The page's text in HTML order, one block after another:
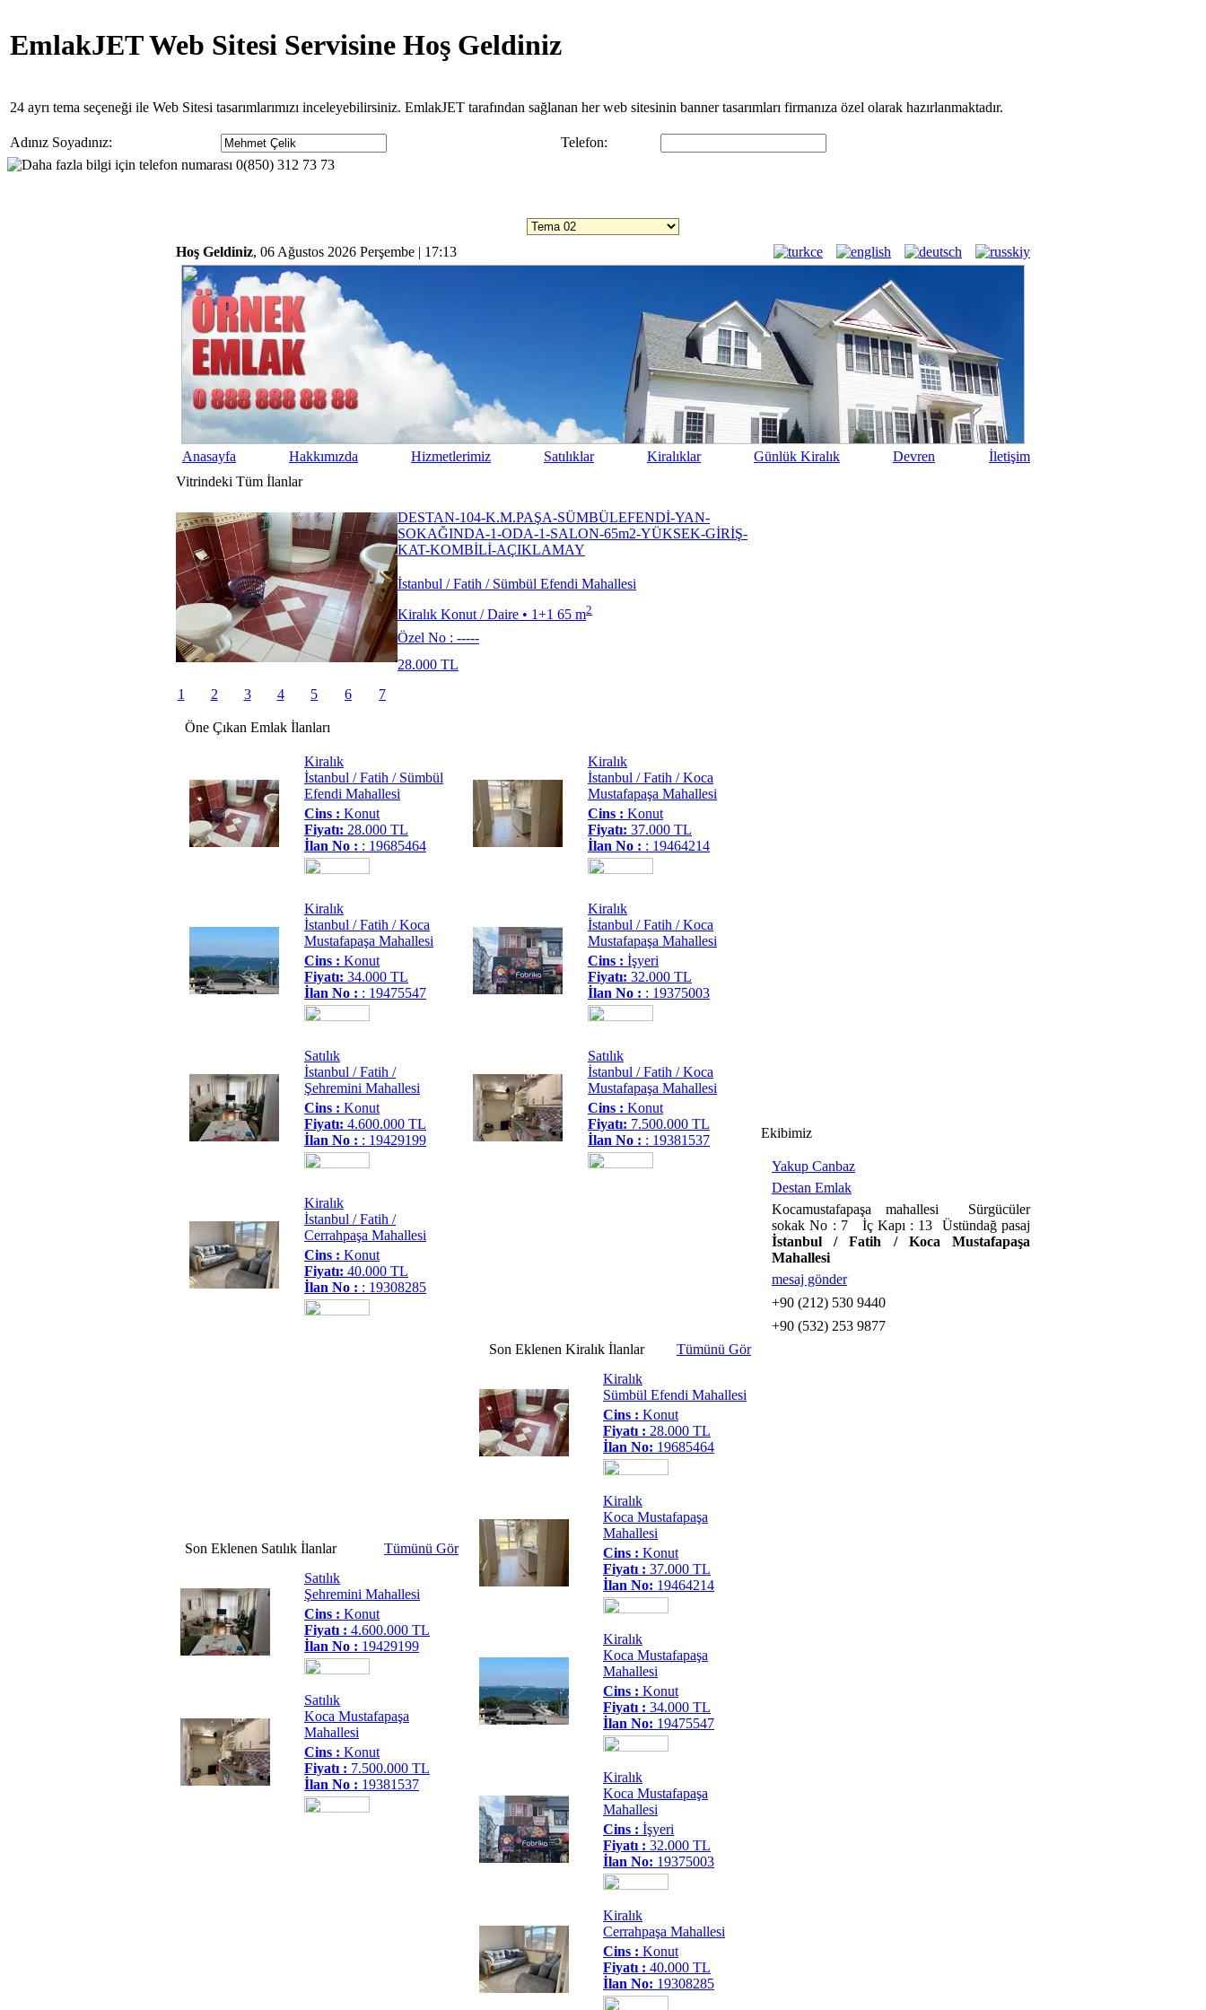
EmlakJET Web Sitesi Servisine Hoş Geldiniz
24 ayrı tema seçeneği ile Web Sitesi tasarımlarımızı inceleyebilirsiniz. EmlakJET tarafından sağlanan her web sitesinin banner tasarımları firmanıza özel olarak hazırlanmaktadır.
Adınız Soyadınız: Telefon:
Hoş Geldiniz, 06 Ağustos 2026 Perşembe | 17:13
Anasayfa Hakkımızda Hizmetlerimiz Satılıklar Kiralıklar Günlük Kiralık Devren
İletişim
Vitrindeki Tüm İlanlar
DESTAN-104-K.M.PAŞA-SÜMBÜLEFENDİ-YAN-
SOKAĞINDA-1-ODA-1-SALON-65m2-YÜKSEK-GİRİŞ-
KAT-KOMBİLİ-AÇIKLAMAY
İstanbul / Fatih / Sümbül Efendi Mahallesi
Kiralık Konut / Daire • 1+1 65 m2
Özel No : -----
28.000 TL
1
2 3 4 5 6 7
Öne Çıkan Emlak İlanları
Kiralık
İstanbul / Fatih / Sümbül
Efendi Mahallesi
Cins : Konut
Fiyatı: 28.000 TL
İlan No : : 19685464
Kiralık
İstanbul / Fatih / Koca
Mustafapaşa Mahallesi
Cins : Konut
Fiyatı: 37.000 TL
İlan No : : 19464214
Kiralık
İstanbul / Fatih / Koca
Mustafapaşa Mahallesi
Cins : Konut
Fiyatı: 34.000 TL
İlan No : : 19475547
Kiralık
İstanbul / Fatih / Koca
Mustafapaşa Mahallesi
Cins : İşyeri
Fiyatı: 32.000 TL
İlan No : : 19375003
Satılık
İstanbul / Fatih /
Şehremini Mahallesi
Cins : Konut
Fiyatı: 4.600.000 TL
İlan No : : 19429199
Satılık
İstanbul / Fatih / Koca
Mustafapaşa Mahallesi
Cins : Konut
Fiyatı: 7.500.000 TL
İlan No : : 19381537
Kiralık
İstanbul / Fatih /
Cerrahpaşa Mahallesi
Cins : Konut
Fiyatı: 40.000 TL
İlan No : : 19308285
Son Eklenen Satılık İlanlar
Tümünü Gör
Satılık
Şehremini Mahallesi
Cins : Konut
Fiyatı : 4.600.000 TL
İlan No : 19429199
Satılık
Koca Mustafapaşa
Mahallesi
Cins : Konut
Fiyatı : 7.500.000 TL
İlan No : 19381537
Son Eklenen Kiralık İlanlar
Tümünü Gör
Kiralık
Sümbül Efendi Mahallesi
Cins : Konut
Fiyatı : 28.000 TL
İlan No: 19685464
Kiralık
Koca Mustafapaşa
Mahallesi
Cins : Konut
Fiyatı : 37.000 TL
İlan No: 19464214
Kiralık
Koca Mustafapaşa
Mahallesi
Cins : Konut
Fiyatı : 34.000 TL
İlan No: 19475547
Kiralık
Koca Mustafapaşa
Mahallesi
Cins : İşyeri
Fiyatı : 32.000 TL
İlan No: 19375003
Kiralık
Cerrahpaşa Mahallesi
Cins : Konut
Fiyatı : 40.000 TL
İlan No: 19308285
Ekibimiz
Yakup Canbaz
Destan Emlak
Kocamustafapaşa mahallesi Sürgücüler
sokak No : 7 İç Kapı : 13 Üstündağ pasaj
İstanbul / Fatih / Koca Mustafapaşa
Mahallesi
mesaj gönder
+90 (212) 530 9440
+90 (532) 253 9877